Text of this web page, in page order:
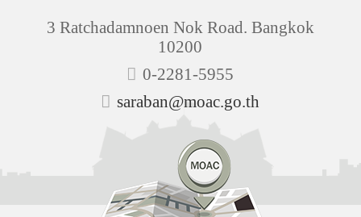
3 Ratchadamnoen Nok Road. Bangkok
10200
0-2281-5955
saraban@moac.go.th